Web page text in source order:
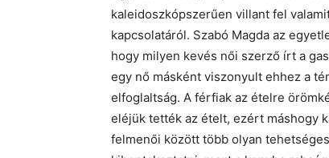
kaleidoszkópszerűen villant fel
kapcsolatáról. Szabó Magda az
hogy milyen kevés női szerző írt a
egy nő másként viszonyult ehhez a
elfoglaltság. A férfiak az ételre
eléjük tették az ételt, ezért máshogy
felmenői között több olyan